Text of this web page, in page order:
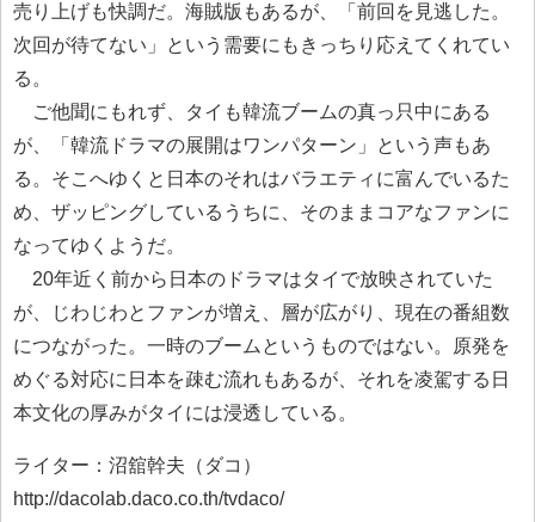
売り上げも快調だ。海賊版もあるが、「前回を見逃した。
次回が待てない」という需要にもきっちり応えてくれてい
る。
ご他聞にもれず、タイも韓流ブームの真っ只中にある
が、「韓流ドラマの展開はワンパターン」という声もあ
る。そこへゆくと日本のそれはバラエティに富んでいるた
め、ザッピングしているうちに、そのままコアなファンに
なってゆくようだ。
20年近く前から日本のドラマはタイで放映されていた
が、じわじわとファンが増え、層が広がり、現在の番組数
につながった。一時のブームというものではない。原発を
めぐる対応に日本を疎む流れもあるが、それを凌駕する日
本文化の厚みがタイには浸透している。
ライター：沼舘幹夫（ダコ）
http://dacolab.daco.co.th/tvdaco/